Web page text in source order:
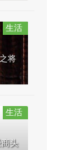
生活
将
生活
头